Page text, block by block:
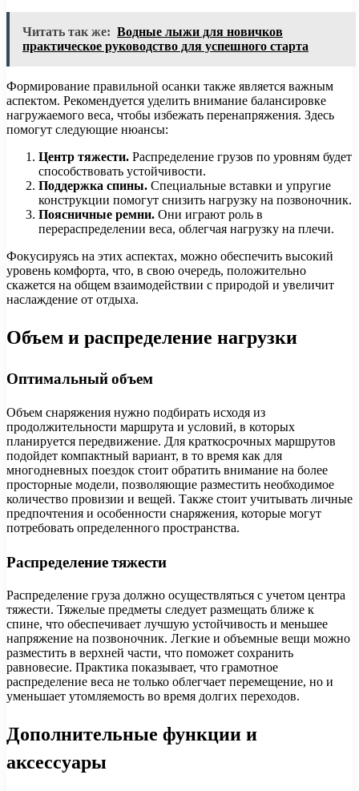
Читать так же: Водные лыжи для новичков
практическое руководство для успешного старта
Формирование правильной осанки также является важным
аспектом. Рекомендуется уделить внимание балансировке
нагружаемого веса, чтобы избежать перенапряжения. Здесь
помогут следующие нюансы:
Центр тяжести. Распределение грузов по уровням будет
способствовать устойчивости.
Поддержка спины. Специальные вставки и упругие
конструкции помогут снизить нагрузку на позвоночник.
Поясничные ремни. Они играют роль в
перераспределении веса, облегчая нагрузку на плечи.
Фокусируясь на этих аспектах, можно обеспечить высокий
уровень комфорта, что, в свою очередь, положительно
скажется на общем взаимодействии с природой и увеличит
наслаждение от отдыха.
Объем и распределение нагрузки
Оптимальный объем
Объем снаряжения нужно подбирать исходя из
продолжительности маршрута и условий, в которых
планируется передвижение. Для краткосрочных маршрутов
подойдет компактный вариант, в то время как для
многодневных поездок стоит обратить внимание на более
просторные модели, позволяющие разместить необходимое
количество провизии и вещей. Также стоит учитывать личные
предпочтения и особенности снаряжения, которые могут
потребовать определенного пространства.
Распределение тяжести
Распределение груза должно осуществляться с учетом центра
тяжести. Тяжелые предметы следует размещать ближе к
спине, что обеспечивает лучшую устойчивость и меньшее
напряжение на позвоночник. Легкие и объемные вещи можно
разместить в верхней части, что поможет сохранить
равновесие. Практика показывает, что грамотное
распределение веса не только облегчает перемещение, но и
уменьшает утомляемость во время долгих переходов.
Дополнительные функции и
аксессуары